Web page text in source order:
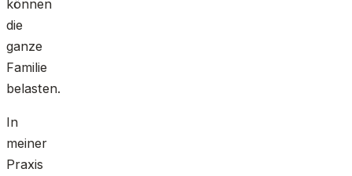
können
die
ganze
Familie
belasten.
In
meiner
Praxis